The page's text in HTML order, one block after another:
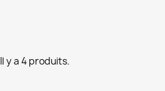
Il y a 4 produits.